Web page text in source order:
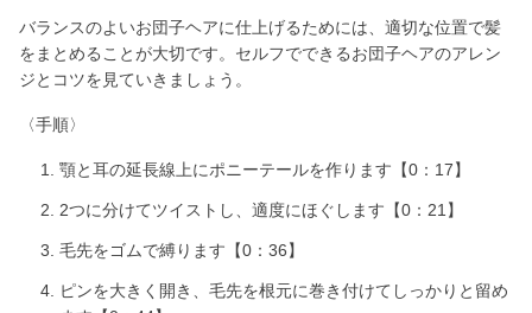
o
バランスのよいお団子ヘアに仕上げるためには、適切な位置で髪
をまとめることが大切です。セルフでできるお団子ヘアのアレン
ジとコツを見ていきましょう。
〈手順〉
顎と耳の延長線上にポニーテールを作ります【0：17】
2つに分けてツイストし、適度にほぐします【0：21】
毛先をゴムで縛ります【0：36】
ピンを大きく開き、毛先を根元に巻き付けてしっかりと留め